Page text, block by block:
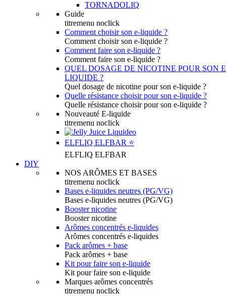
TORNADOLIQ
Guide
titremenu noclick
Comment choisir son e-liquide ?
Comment choisir son e-liquide ?
Comment faire son e-liquide ?
Comment faire son e-liquide ?
QUEL DOSAGE DE NICOTINE POUR SON
LIQUIDE ?
Quel dosage de nicotine pour son e-liquide ?
Quelle résistance choisir pour son e-liquide ?
Quelle résistance choisir pour son e-liquide ?
Nouveauté E-liquide
titremenu noclick
ELFLIQ ELFBAR ⭐️
ELFLIQ ELFBAR
DIY
NOS ARÔMES ET BASES
titremenu noclick
Bases e-liquides neutres (PG/VG)
Bases e-liquides neutres (PG/VG)
Booster nicotine
Booster nicotine
Arômes concentrés e-liquides
Arômes concentrés e-liquides
Pack arômes + base
Pack arômes + base
Kit pour faire son e-liquide
Kit pour faire son e-liquide
Marques arômes concentrés
titremenu noclick